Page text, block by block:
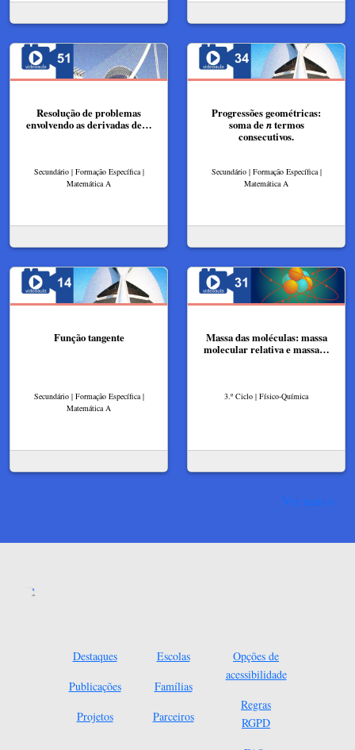
Resolução de problemas
envolvendo as derivadas de…
Secundário | Formação Específica |
Matemática A
Progressões geométricas:
soma de 𝑛 termos
consecutivos.
Secundário | Formação Específica |
Matemática A
Função tangente
Secundário | Formação Específica |
Matemática A
Massa das moléculas: massa
molecular relativa e massa…
3.º Ciclo | Físico-Química
Ver mais
Destaques
Publicações
Projetos
Escolas
Famílias
Parceiros
Opções de
acessibilidade
Regras
RGPD